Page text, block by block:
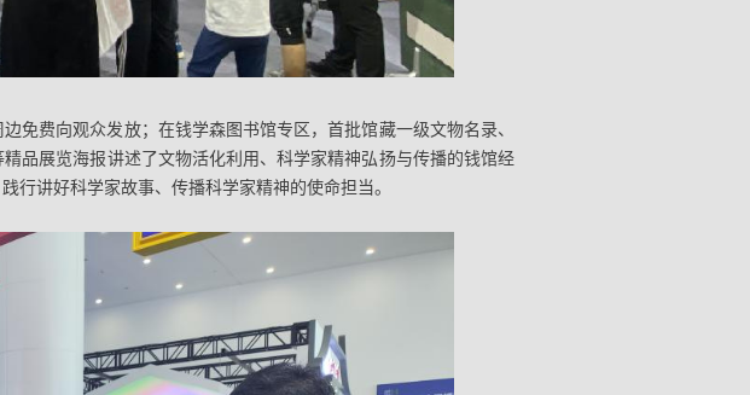
免费向观众发放；在钱学森图书馆专区，首批馆藏一级文物名录、
品展览海报讲述了文物活化利用、科学家精神弘扬与传播的钱馆经
行讲好科学家故事、传播科学家精神的使命担当。